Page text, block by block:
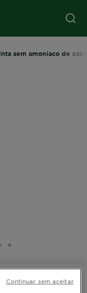
sem amoníaco de
5 6
SLIDE 7
SLIDE 8
Continuar sem aceitar